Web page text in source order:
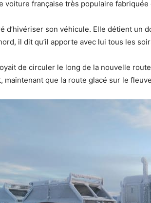
voiture française très populaire fabriquée
d’hivériser son véhicule. Elle détient un
il dit qu’il apporte avec lui tous les
de circuler le long de la nouvelle
maintenant que la route glacé sur le